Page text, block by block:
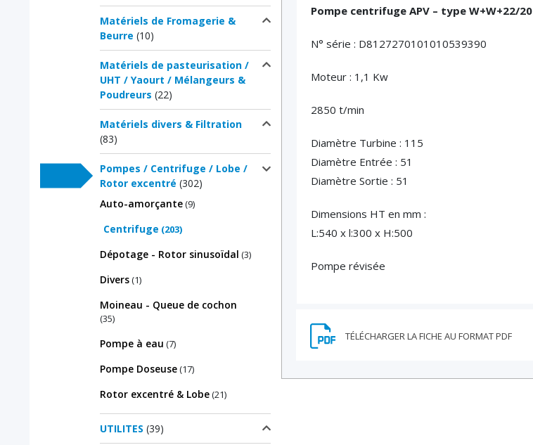
Matériels de Fromagerie &
Beurre (10)
Matériels de pasteurisation /
UHT / Yaourt / Mélangeurs &
Poudreurs (22)
Matériels divers & Filtration
(83)
Pompes / Centrifuge / Lobe /
Rotor excentré (302)
Auto-amorçante(9)
Centrifuge (203)
Dépotage - Rotor sinusoïdal (3)
Divers(1)
Moineau - Queue de cochon
(35)
Pompe à eau (7)
Pompe Doseuse(17)
Rotor excentré & Lobe(21)
UTILITES (39)
Pompe centrifuge APV – type W+W+22/20
N° série : D8127270101010539390
Moteur : 1,1 Kw
2850 t/min
Diamètre Turbine : 115
Diamètre Entrée : 51
Diamètre Sortie : 51
Dimensions HT en mm :
L:540 x l:300 x H:500
Pompe révisée